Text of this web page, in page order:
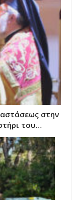
στην
του…